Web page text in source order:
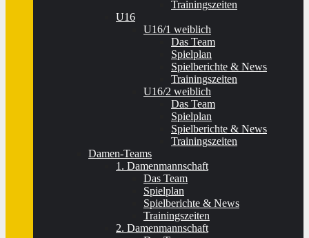
Trainingszeiten
U16
U16/1 weiblich
Das Team
Spielplan
Spielberichte & News
Trainingszeiten
U16/2 weiblich
Das Team
Spielplan
Spielberichte & News
Trainingszeiten
Damen-Teams
1. Damenmannschaft
Das Team
Spielplan
Spielberichte & News
Trainingszeiten
2. Damenmannschaft